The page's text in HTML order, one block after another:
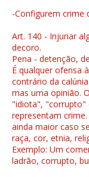
-Configurem crime
Art. 140 - Injuriar
decoro.
Pena - detenção,
É qualquer ofensa
contrário da
mas uma opinião.
"idiota", "corrupto"
representam
ainda maior caso
raça, cor, etnia,
Exemplo: Um
ladrão, corrupto,